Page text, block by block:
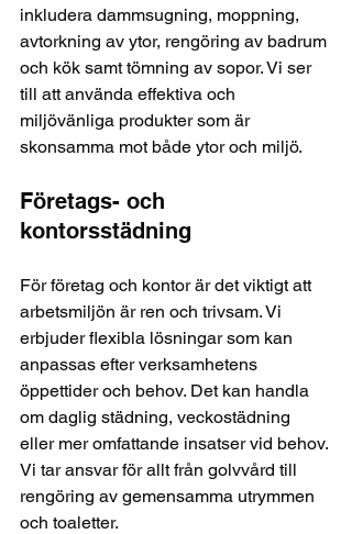
inkludera dammsugning, moppning,
avtorkning av ytor, rengöring av badrum
och kök samt tömning av sopor. Vi ser
till att använda effektiva och
miljövänliga produkter som är
skonsamma mot både ytor och miljö.
Företags- och
kontorsstädning
För företag och kontor är det viktigt att
arbetsmiljön är ren och trivsam. Vi
erbjuder flexibla lösningar som kan
anpassas efter verksamhetens
öppettider och behov. Det kan handla
om daglig städning, veckostädning
eller mer omfattande insatser vid behov.
Vi tar ansvar för allt från golvvård till
rengöring av gemensamma utrymmen
och toaletter.